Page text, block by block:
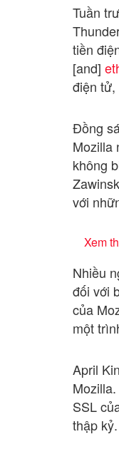
Tuần
tiền
[and]
điện tử,
Đồng
Mozilla
không
với
Xem
Nhiều
đối với
của
một
April
SSL
thập